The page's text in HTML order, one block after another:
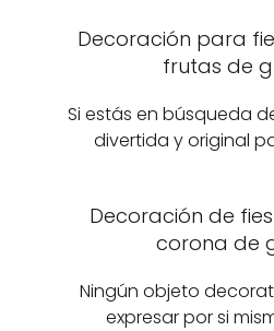
Decoración para
frutas de
Si estás en búsqueda
divertida y original
Decoración de
corona de
Ningún objeto
expresar por si